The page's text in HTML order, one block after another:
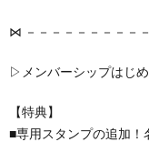
⋈ －－－－－－－－－
▷メンバーシップはじめ
【特典】
■専用スタンプの追加！